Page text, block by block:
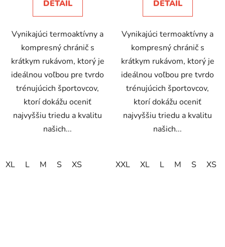
DETAIL
Vynikajúci termoaktívny a
kompresný chránič s
krátkym rukávom, ktorý je
ideálnou voľbou pre tvrdo
trénujúcich športovcov,
ktorí dokážu oceniť
najvyššiu triedu a kvalitu
našich...
XL L M S XS
DETAIL
Vynikajúci termoaktívny a
kompresný chránič s
krátkym rukávom, ktorý je
ideálnou voľbou pre tvrdo
trénujúcich športovcov,
ktorí dokážu oceniť
najvyššiu triedu a kvalitu
našich...
XXL XL L M S XS